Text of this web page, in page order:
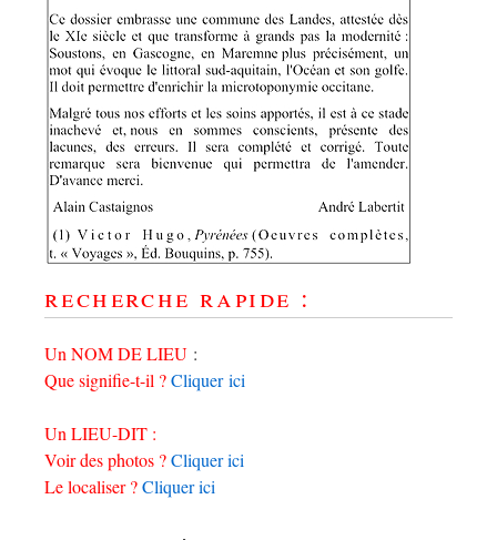
recherche rapide :
Un NOM DE LIEU :
Que signifie-t-il ?Cliquer ici
Un LIEU-DIT :
Voir des photos ?Cliquer ici
Le localiser ?Cliquer ici